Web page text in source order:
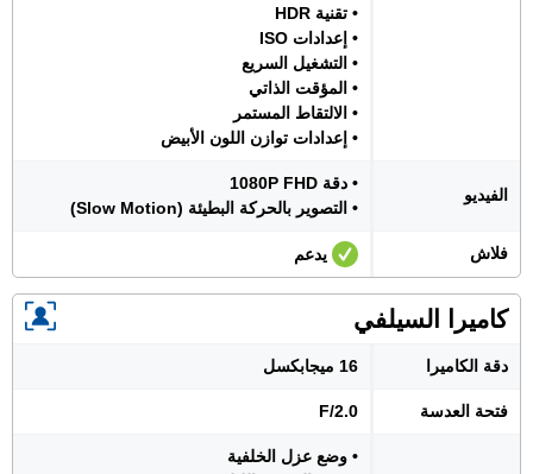
• تقنية HDR
• إعدادات ISO
• التشغيل السريع
• المؤقت الذاتي
• الالتقاط المستمر
• إعدادات توازن اللون الأبيض
الفيديو
• دقة 1080P FHD
• التصوير بالحركة البطيئة (Slow Motion)
فلاش يدعم
كاميرا السيلفي
دقة الكاميرا 16 ميجابكسل
فتحة العدسة F/2.0
• وضع عزل الخلفية